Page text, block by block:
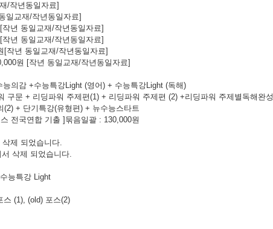
/작년동일자료]
일교재/작년동일자료]
년 동일교재/작년동일자료]
년 동일교재/작년동일자료]
[작년 동일교재/작년동일자료]
원 [작년 동일교재/작년동일자료]
의감 +수능특강Light (영어) + 수능특강Light (독해)
구문 + 리딩파워 주제편(1) + 리딩파워 주제편 (2) +리딩파워 주제별독해완성
+ 단기특강(유형편) + 뉴수능스타트
전국연합 기출 ]묶음일괄 : 130,000원
제 되었습니다.
삭제 되었습니다.
능특강 Light
스 (1), (old) 포스(2)